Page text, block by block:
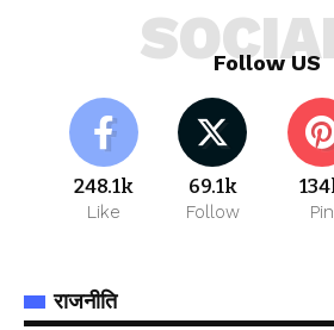
Follow US
248.1k
Like
69.1k
Follow Pin
राजनीति